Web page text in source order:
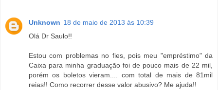
Unknown 18 de maio de 2013 às 10:39
Olá Dr Saulo!!
Estou com problemas no fies, pois meu "empréstimo" da
Caixa para minha graduação foi de pouco mais de 22 mil,
porém os boletos vieram.... com total de mais de 81mil
reias!! Como recorrer desse valor abusivo? Me ajuda!!